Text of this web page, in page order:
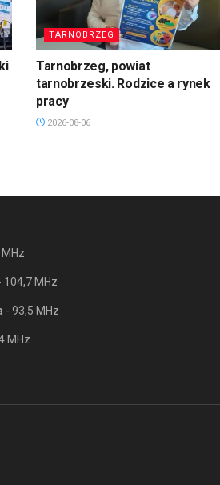
TARNOBRZEG
Tarnobrzeg, powiat
tarnobrzeski. Rodzice a rynek
pracy
2026-08-06
104,7 MHz
- 93,5 MHz
MHz